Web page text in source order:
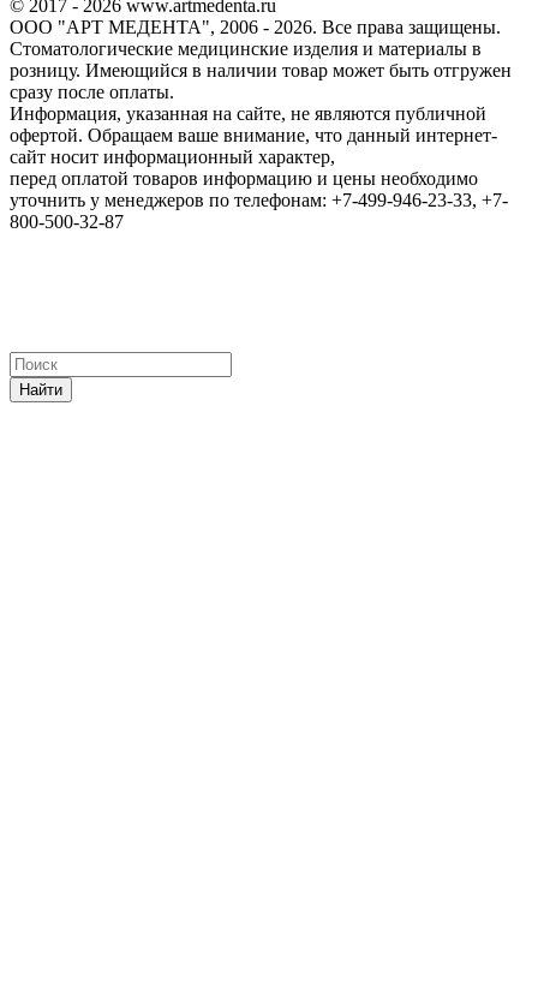
© 2017 - 2026 www.artmedenta.ru
ООО "АРТ МЕДЕНТА", 2006 - 2026. Все права защищены.
Стоматологические медицинские изделия и материалы в
розницу. Имеющийся в наличии товар может быть отгружен
сразу после оплаты.
Информация, указанная на сайте, не являются публичной
офертой. Обращаем ваше внимание, что данный интернет-
сайт носит информационный характер,
перед оплатой товаров информацию и цены необходимо
уточнить у менеджеров по телефонам: +7-499-946-23-33, +7-
800-500-32-87
Найти